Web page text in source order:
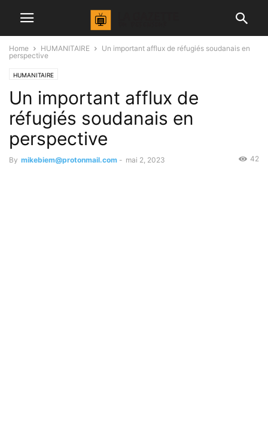
Home HUMANITAIRE
Un important afflux de réfugiés soudanais en
perspective
HUMANITAIRE
Un important afflux de
réfugiés soudanais en
perspective
By mikebiem@protonmail.com - mai 2, 2023 42